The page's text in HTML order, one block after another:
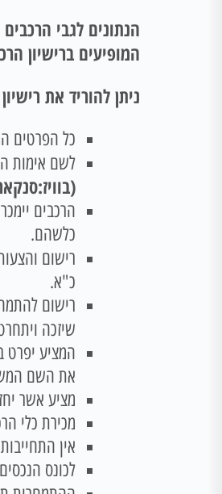
הנתונים לגבי
המופיעים ברישיון
ניתן להוריד את
כל הפרטים
לשם אימות
כלשהם.
רישום
כ"א.
רישום
שיזכה
המציע יפרט
את השם
מציע אשר יחזור בו
מכירת כלי
אין
לכונס